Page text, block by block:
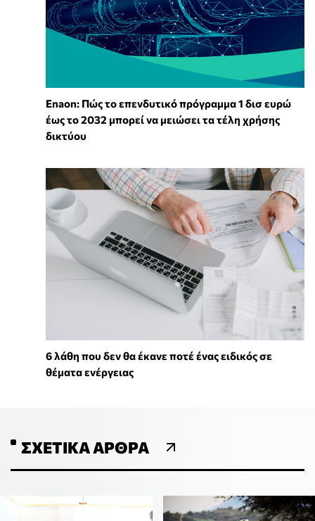
Enaon: Πώς το επενδυτικό πρόγραμμα 1 δισ ευρώ
έως το 2032 μπορεί να μειώσει τα τέλη χρήσης
δικτύου
6 λάθη που δεν θα έκανε ποτέ ένας ειδικός σε
θέματα ενέργειας
ΣΧΕΤΙΚΆ ΆΡΘΡΑ